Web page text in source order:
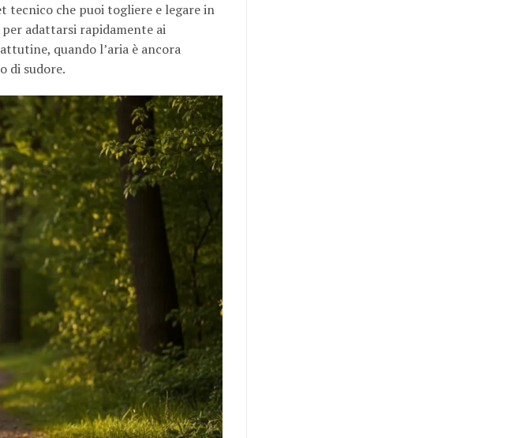
tecnico che puoi togliere e legare in
adattarsi rapidamente ai
quando l’aria è ancora
di sudore.